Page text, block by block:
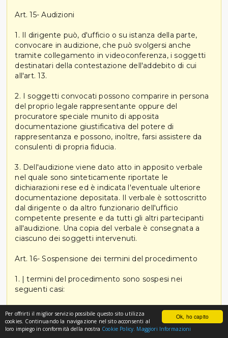
Ok, ho capito
Per offrirti il miglior servizio possibile questo sito utilizza
cookies. Continuando la navigazione nel sito acconsenti al
loro impiego in conformità della nostra Cookie Policy. Maggiori Informazioni
Art. 15- Audizioni
1. Il dirigente può, d'ufficio o su istanza della parte,
convocare in audizione, che può svolgersi anche
tramite collegamento in videoconferenza, i soggetti
destinatari della contestazione dell'addebito di cui
all'art. 13.
2. I soggetti convocati possono comparire in persona
del proprio legale rappresentante oppure del
procuratore speciale munito di apposita
documentazione giustificativa del potere di
rappresentanza e possono, inoltre, farsi assistere da
consulenti di propria fiducia.
3. Dell'audizione viene dato atto in apposito verbale
nel quale sono sinteticamente riportate le
dichiarazioni rese ed è indicata l'eventuale ulteriore
documentazione depositata. Il verbale è sottoscritto
dal dirigente o da altro funzionario dell'ufficio
competente presente e da tutti gli altri partecipanti
all'audizione. Una copia del verbale è consegnata a
ciascuno dei soggetti intervenuti.
Art. 16- Sospensione dei termini del procedimento
1. | termini del procedimento sono sospesi nei
seguenti casi:
a) audizione disposta ai sensi dell’art.15 e dell’art 17; b)
richiesta da parte del Consiglio di un supplemento
istruttorio ai sensi dell’art. 18, comma 1, lett. a); c)